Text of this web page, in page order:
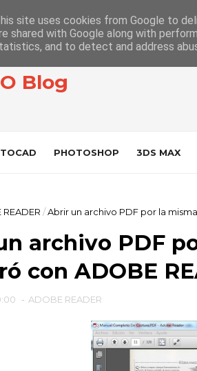
Blog
PHOTOSHOP 3DS MAX
/Abrir un archivo PDF por la
archivo PDF
con ADOBE
- ADOBE READER
site uses cookies from Google to
shared with Google along with
and to detect and address